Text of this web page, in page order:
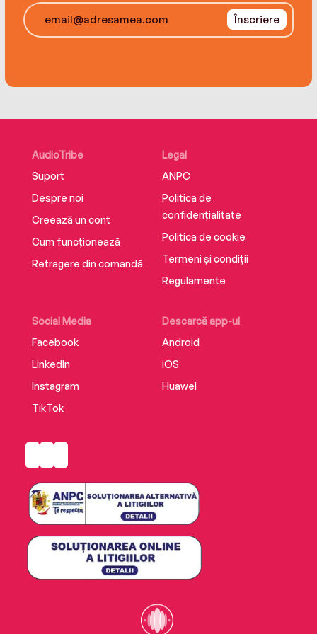
Înscriere
AudioTribe
Suport
Despre noi
Creează un cont
Cum funcționează
Retragere din comandă
Social Media
Facebook
LinkedIn
Instagram
TikTok
Descarcă app-ul
Android
iOS
Huawei
Legal
ANPC
Politica de
confidențialitate
Politica de cookie
Termeni și condiții
Regulamente